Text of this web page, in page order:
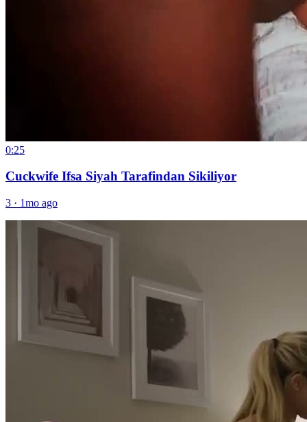
0:25
Cuckwife Ifsa Siyah Tarafindan Sikiliyor
3 · 1mo ago